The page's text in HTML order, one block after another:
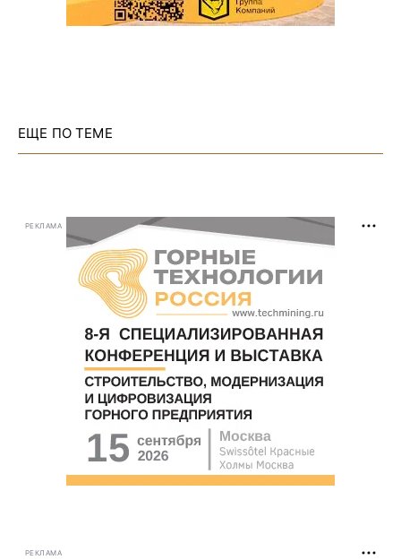
ЕЩЕ ПО ТЕМЕ
РЕКЛАМА
РЕКЛАМА